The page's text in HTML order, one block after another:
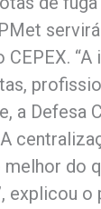
“A
a Defesa
melhor do
explicou o